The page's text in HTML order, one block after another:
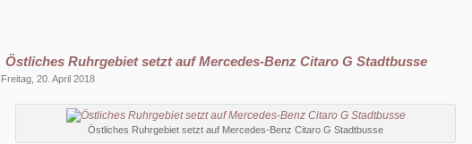
Östliches Ruhrgebiet setzt auf Mercedes-Benz Citaro G Stadtbusse
Freitag, 20. April 2018
Östliches Ruhrgebiet setzt auf Mercedes-Benz Citaro G Stadtbusse